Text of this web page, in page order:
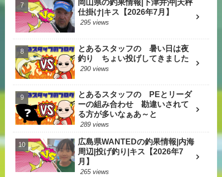
岡山県の釣果情報|下津井沖|天秤
仕掛け|キス【2026年7月】
295 views
とあるスタッフの 暑い日は夜
釣り ちょい投げしてきました
290 views
とあるスタッフの PEとリーダ
ーの組み合わせ 勘違いされて
る方が多いなぁあ～と
289 views
広島県WANTEDの釣果情報|内海
周辺|投げ釣り|キス【2026年7
月】
265 views